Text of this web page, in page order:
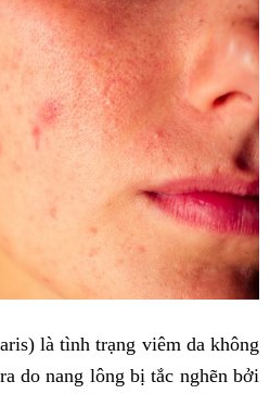
là tình trạng viêm da không
do nang lông bị tắc nghẽn bởi